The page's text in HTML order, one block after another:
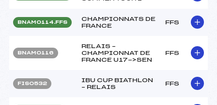
BNAM0114.FFS
CHAMPIONNATS DE
FRANCE
FFS
BNAM0116
RELAIS –
CHAMPIONNAT DE
FRANCE U17->SEN
FFS
FIS0532
IBU CUP BIATHLON
– RELAIS
FFS